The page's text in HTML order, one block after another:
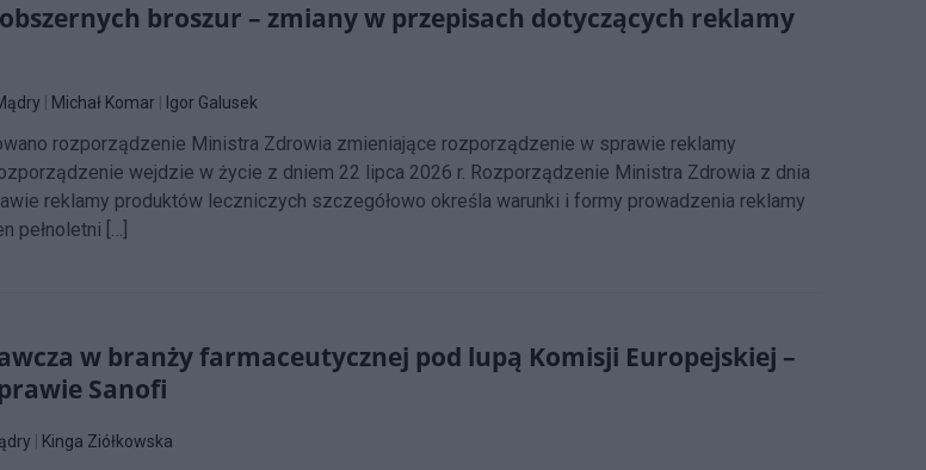
broszur – zmiany w przepisach dotyczących reklamy
Michał Komar Igor Galusek
rozporządzenie Ministra Zdrowia zmieniające rozporządzenie w sprawie reklamy
wejdzie w życie z dniem 22 lipca 2026 r. Rozporządzenie Ministra Zdrowia z dnia
reklamy produktów leczniczych szczegółowo określa warunki i formy prowadzenia reklamy
pełnoletni […]
w branży farmaceutycznej pod lupą Komisji Europejskiej –
Sanofi
Kinga Ziółkowska